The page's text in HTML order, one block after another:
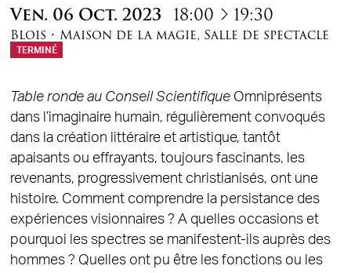
Ven. 06 Oct. 2023 18:00 à19:30
Blois • Maison de la magie, Salle de spectacle
TERMINÉ
Table ronde au Conseil Scientifique Omniprésents
dans l’imaginaire humain, régulièrement convoqués
dans la création littéraire et artistique, tantôt
apaisants ou effrayants, toujours fascinants, les
revenants, progressivement christianisés, ont une
histoire. Comment comprendre la persistance des
expériences visionnaires ? A quelles occasions et
pourquoi les spectres se manifestent-ils auprès des
hommes ? Quelles ont pu être les fonctions ou les